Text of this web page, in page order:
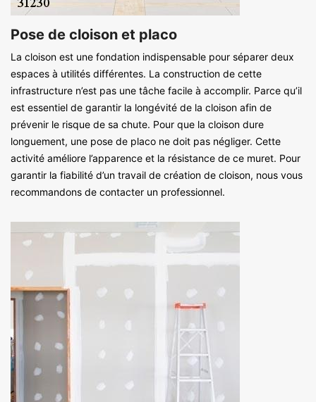
Pose de cloison et placo
La cloison est une fondation indispensable pour séparer deux
espaces à utilités différentes. La construction de cette
infrastructure n’est pas une tâche facile à accomplir. Parce qu’il
est essentiel de garantir la longévité de la cloison afin de
prévenir le risque de sa chute. Pour que la cloison dure
longuement, une pose de placo ne doit pas négliger. Cette
activité améliore l’apparence et la résistance de ce muret. Pour
garantir la fiabilité d’un travail de création de cloison, nous vous
recommandons de contacter un professionnel.